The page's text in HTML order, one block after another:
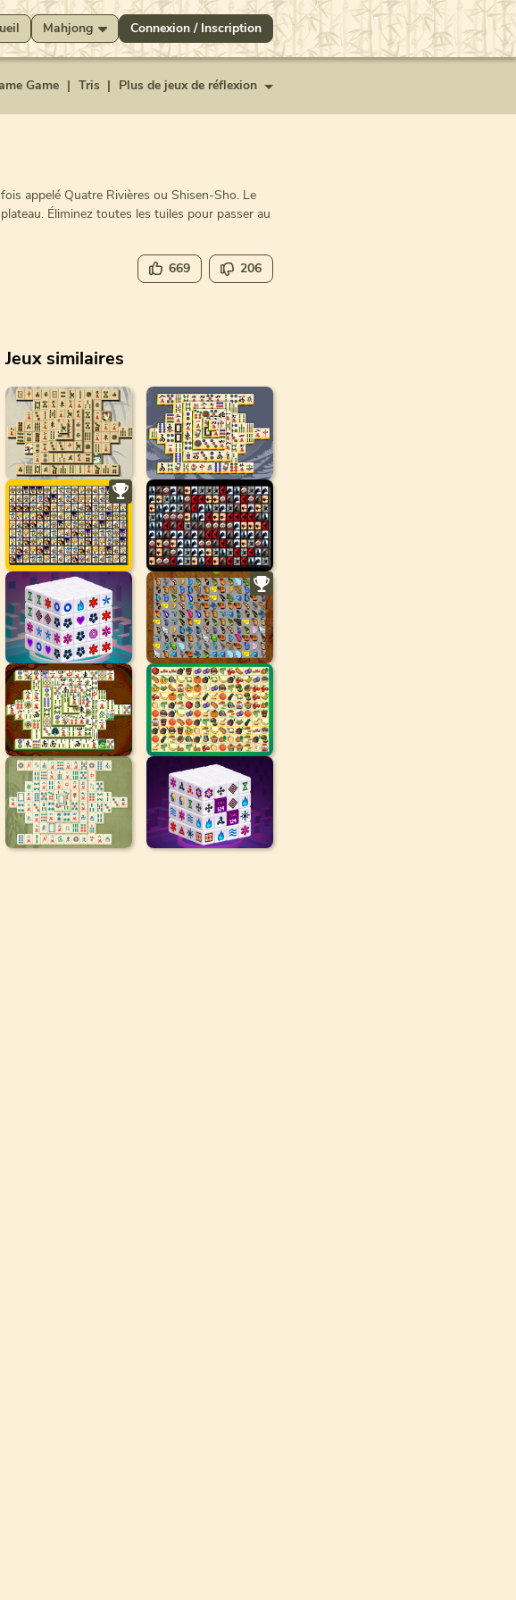
Mahjong Connexion / Inscription
Game | Tris | Plus de jeux de réflexion
appelé Quatre Rivières ou Shisen-Sho. Le
Éliminez toutes les tuiles pour passer au
669 206
Jeux similaires